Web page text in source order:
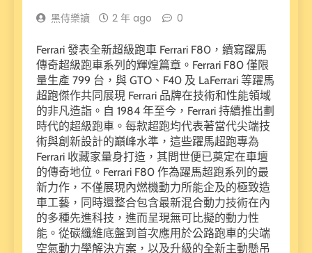
黑侍樂讀 2 年 ago 0
Ferrari 發表全新超級跑車 Ferrari F80，續寫躍馬
傳奇超級跑車系列的輝煌篇章。Ferrari F80 僅限
量生產 799 台，與 GTO、F40 及 LaFerrari 等躍馬
超跑傑作共同展現 Ferrari 品牌在技術和性能領域
的非凡造詣。自 1984 年至今，Ferrari 持續推出劃
時代的超級跑車。每款超跑均代表著當代尖端技
術與創新設計的巔峰水準，這些躍馬超跑專為
Ferrari 收藏家量身打造，其問世便已奠定在車壇
的傳奇地位。Ferrari F80 作為躍馬超跑系列的最
新力作，不僅展現內燃機動力所能企及的極致造
車工藝，同時還整合包含最新混合動力技術在內
的多種先進科技，進而呈現無可比擬的動力性
能。從碳纖維底盤到首次應用於公路跑車的尖端
空氣動力學解決方案，以及升級的全新主動懸吊